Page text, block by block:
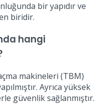
bir yapıdır ve
biridir.
hangi
makineleri (TBM)
Ayrıca yüksek
güvenlik sağlanmıştır.